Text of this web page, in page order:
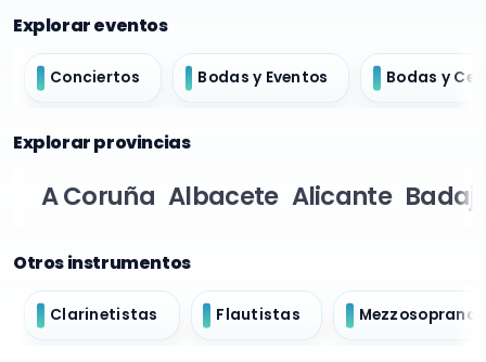
Explorar eventos
Conciertos Bodas y Eventos Bodas y
Explorar provincias
A Coruña Albacete Alicante
Otros instrumentos
Clarinetistas Flautistas Mezzosopranos